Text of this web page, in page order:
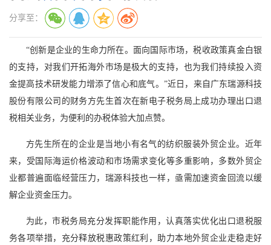
分享至：
“创新是企业的生命力所在。面向国际市场，税收政策真金白银
的支持，对我们开拓海外市场是极大的支持，也为我们持续投入资
金提高技术研发能力增添了信心和底气。”近日，来自广东瑞源科技
股份有限公司的财务方先生首次在新电子税务局上成功办理出口退
税相关业务，为便利的办税体验大加点赞。
方先生所在的企业是当地小有名气的纺织服装外贸企业。近年
来，受国际海运价格波动和市场需求变化等多重影响，多数外贸企
业都普遍面临经营压力，瑞源科技也一样，亟需加速资金回流以缓
解企业资金压力。
为此，市税务局充分发挥职能作用，认真落实优化出口退税服
务各项举措，充分释放税惠政策红利，助力本地外贸企业走稳走好